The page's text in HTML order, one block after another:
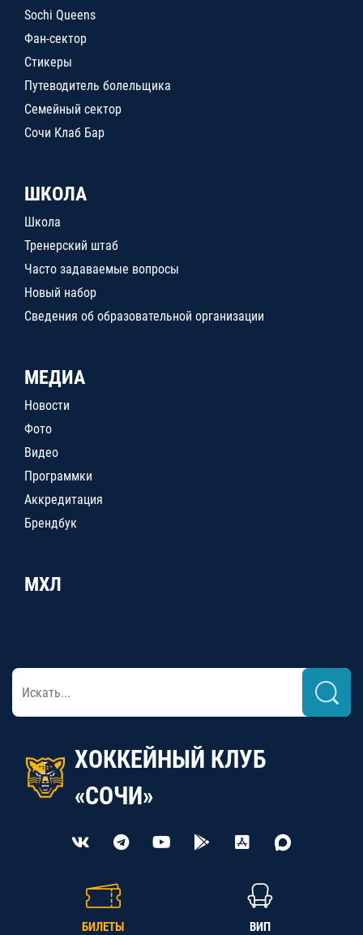
Sochi Queens
Фан-сектор
Стикеры
Путеводитель болельщика
Семейный сектор
Сочи Клаб Бар
ШКОЛА
Школа
Тренерский штаб
Часто задаваемые вопросы
Новый набор
Сведения об образовательной организации
МЕДИА
Новости
Фото
Видео
Программки
Аккредитация
Брендбук
МХЛ
ХОККЕЙНЫЙ КЛУБ
«СОЧИ»
БИЛЕТЫ ВИП